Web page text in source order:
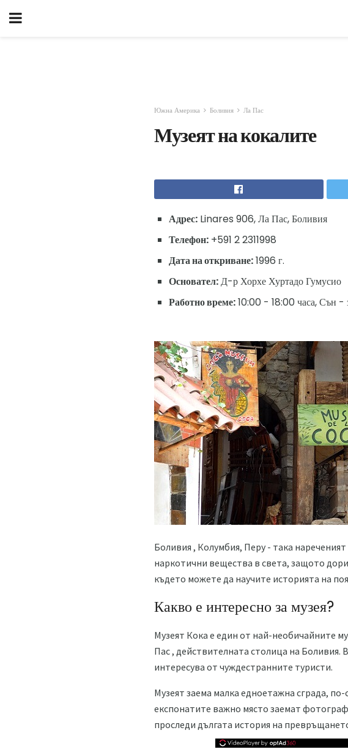
Южна Америка Боливия Ла Пас
Музеят на кокалите
Адрес: Linares 906, Ла Пас, Боливия
Телефон: +591 2 2311998
Дата на откриване:1996 г.
Основател:Д-р Хорхе Хуртадо Гумусио
Работно време:10:00 - 18:00 часа, Сън -
Боливия , Колумбия, Перу - така
наркотични вещества в света, защото
където можете да научите историята на
Какво е интересно за музея?
Музеят Кока е един от най-необичайните
Пас , действителната столица на Боливия.
интересува от чуждестранните туристи.
Музеят заема малка едноетажна сграда,
експонатите важно място заемат
проследи дългата история на